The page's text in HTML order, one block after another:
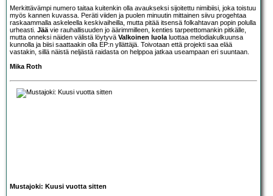
Merkittävämpi numero taitaa kuitenkin olla avaukseksi sijoitettu nimibiisi, joka toistuu
myös kannen kuvassa. Peräti viiden ja puolen minuutin mittainen siivu progehtaa
raskaammalla askeleella keskivaiheilla, mutta pitää itsensä folkahtavan popin polulla
urheasti. Jää vie rauhallisuuden jo äärimmilleen, kenties tarpeettomankin pitkälle,
mutta onneksi näiden välistä löytyvä Valkoinen luola luottaa melodiakulkuunsa
kunnolla ja biisi saattaakin olla EP:n yllättäjä. Toivotaan että projekti saa elää
vastakin, sillä näistä neljästä raidasta on helppoa jatkaa useampaan eri suuntaan.
Mika Roth
Mustajoki: Kuusi vuotta sitten